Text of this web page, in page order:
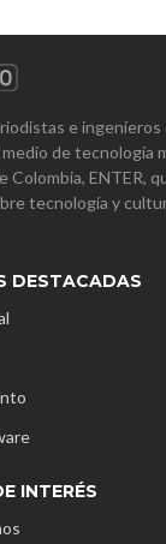
e ingenieros
de tecnología
Colombia, ENTER,
tecnología y
DESTACADAS
INTERÉS